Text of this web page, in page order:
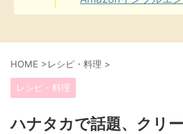
HOME >レシピ・料理 >
レシピ・料理
ハナタカで話題、クリ